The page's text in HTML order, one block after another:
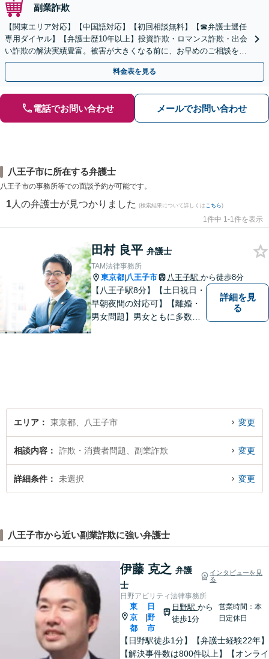
副業詐欺
【関東エリア対応】【中国語対応】【初回相談無料】【☎︎弁護士選任
専用ダイヤル】【弁護士歴10年以上】投資詐欺・ロマンス詐欺・出会
い詐欺の解決実績豊富。被害が大きくなる前に、お早めのご相談を。
セカンドオピニオン・オンラインの対応も可能
料金表を見る
電話でお問い合わせ メールでお問い合わせ
八王子市に所在する弁護士
八王子市の事務所等での面談予約が可能です。
1 人の弁護士が見つかりました (検索結果について詳しくは こちら)
1件中 1-1件を表示
田村 良平 弁護士
TAM法律事務所
東京都|八王子市 八王子駅 から徒歩8分
【八王子駅8分】【土日祝日・
早朝夜間の対応可】【離婚・
男女問題】男女ともに多数実
詳細を見
る
エリア 東京都、八王子市 変更
相談内容 詐欺・消費者問題、副業詐欺 変更
詳細条件 未選択 変更
八王子市から近い副業詐欺に強い弁護士
伊藤 克之 弁護
士
インタビューを見
る
日野アビリティ法律事務所
東
京
都
日
野
市
日野駅から
徒歩1分
営業時間：本
日定休日
【日野駅徒歩1分】【弁護士経験22年】
【解決事件数は800件以上】【オンライ